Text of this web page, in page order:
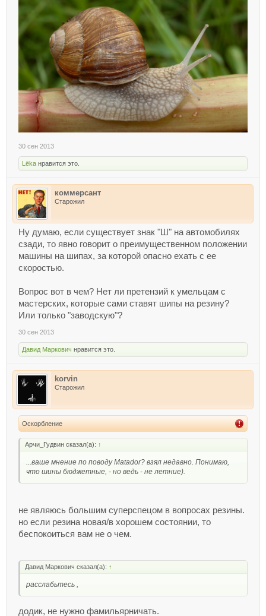
30 сен 2013
Lёka нравится это.
коммерсант
Старожил
Ну думаю, если существует знак "Ш" на автомобилях
сзади, то явно говорит о преимущественном положении
машины на шипах, за которой опасно ехать с ее
скоростью.
Вопрос вот в чем? Нет ли претензий к умельцам с
мастерских, которые сами ставят шипы на резину?
Или только "заводскую"?
30 сен 2013
Давид Маркович нравится это.
korvin
Старожил
Оскорбление
Арчи_Гудвин сказал(а): ↑
...ваше мнение по поводу Matador? взял недавно. Понимаю,
что шины бюджетные, - но ведь - не летние).
не являюсь большим суперспецом в вопросах резины.
но если резина новая/в хорошем состоянии, то
беспокоиться вам не о чем.
Давид Маркович сказал(а): ↑
расслабьтесь ,
додик, не нужно фамильярничать.